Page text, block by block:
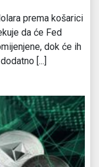
prema košarici
da će Fed
dok će ih
[...]